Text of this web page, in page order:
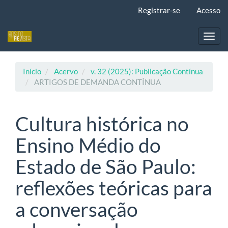
principal
Registrar-se Acesso
Início Acervo
v. 32 (2025): Publicação Contínua
ARTIGOS DE DEMANDA CONTÍNUA
Cultura histórica no
Ensino Médio do
Estado de São Paulo:
reflexões teóricas para
a conversação